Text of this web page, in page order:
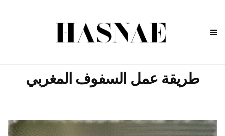
طريقة عمل السفوف المغربي